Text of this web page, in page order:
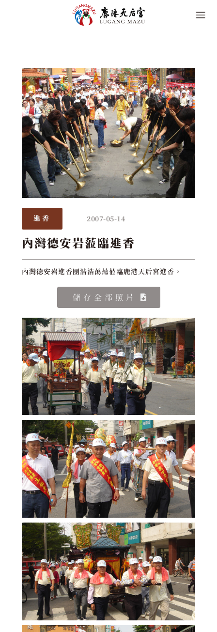
進香 2007-05-14
內灣德安岩蒞臨進香
內灣德安岩進香團浩浩蕩蕩蒞臨鹿港天后宮進香。
儲存全部照片